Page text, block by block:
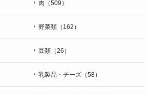
肉（509）
野菜類（162）
豆類（26）
乳製品・チーズ（58）